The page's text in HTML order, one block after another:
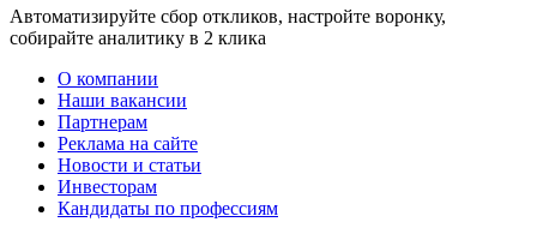
Автоматизируйте сбор откликов, настройте воронку,
собирайте аналитику в 2 клика
О компании
Наши вакансии
Партнерам
Реклама на сайте
Новости и статьи
Инвесторам
Кандидаты по профессиям